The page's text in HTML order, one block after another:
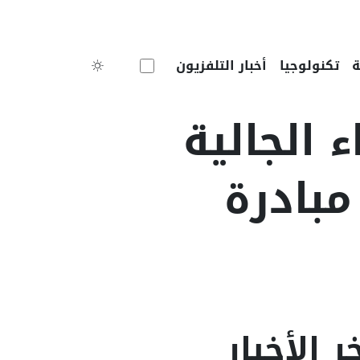
تكنولوجيا أخبار التلفزيون
الجالية